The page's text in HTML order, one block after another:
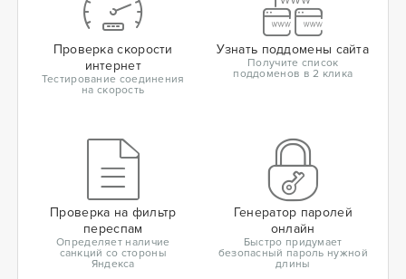
Проверка скорости
интернет
Тестирование соединения
на скорость
Узнать поддомены сайта
Получите список
поддоменов в 2 клика
Проверка на фильтр
переспам
Определяет наличие
санкций со стороны
Яндекса
Генератор паролей
онлайн
Быстро придумает
безопасный пароль нужной
длины